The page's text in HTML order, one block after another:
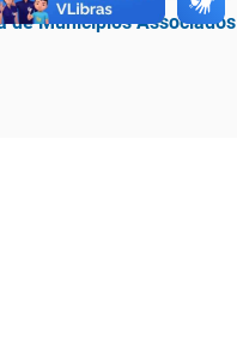
de Municípios Associados